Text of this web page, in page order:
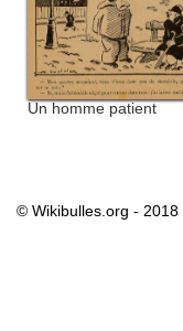
Un homme patient
© Wikibulles.org - 2018